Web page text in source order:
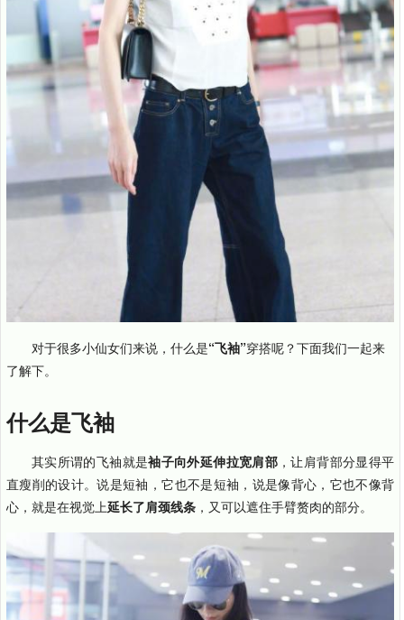
对于很多小仙女们来说，什么是“飞袖”穿搭呢？下面我们一起来
了解下。
什么是飞袖
其实所谓的飞袖就是袖子向外延伸拉宽肩部 ，让肩背部分显得平
直瘦削的设计。说是短袖，它也不是短袖，说是像背心，它也不像背
心，就是在视觉上延长了肩颈线条 ，又可以遮住手臂赘肉的部分。